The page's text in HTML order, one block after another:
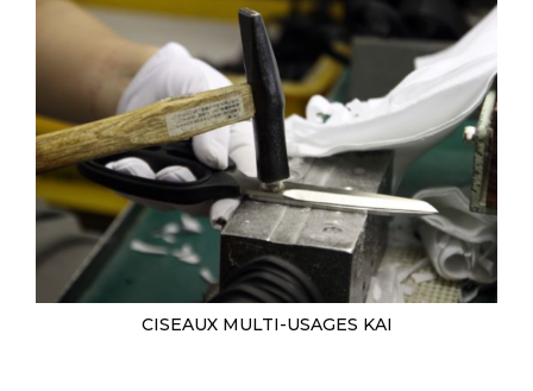
CISEAUX MULTI-USAGES KAI